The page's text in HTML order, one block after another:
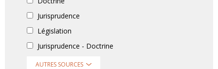
Jurisprudence
Législation
Jurisprudence - Doctrine
AUTRES SOURCES